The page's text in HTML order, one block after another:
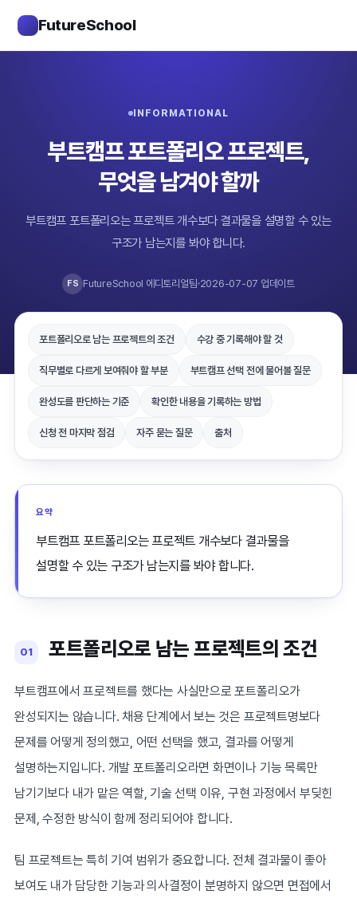
FutureSchool
INFORMATIONAL
부트캠프 포트폴리오 프로젝트,
무엇을 남겨야 할까
부트캠프 포트폴리오는 프로젝트 개수보다 결과물을 설명할 수 있는
구조가 남는지를 봐야 합니다.
FS FutureSchool 에디토리얼팀 2026-07-07 업데이트
포트폴리오로 남는 프로젝트의 조건 수강 중 기록해야 할 것
직무별로 다르게 보여줘야 할 부분 부트캠프 선택 전에 물어볼 질문
완성도를 판단하는 기준 확인한 내용을 기록하는 방법
신청 전 마지막 점검 자주 묻는 질문 출처
요약
부트캠프 포트폴리오는 프로젝트 개수보다 결과물을
설명할 수 있는 구조가 남는지를 봐야 합니다.
01 포트폴리오로 남는 프로젝트의 조건
부트캠프에서 프로젝트를 했다는 사실만으로 포트폴리오가
완성되지는 않습니다. 채용 단계에서 보는 것은 프로젝트명보다
문제를 어떻게 정의했고, 어떤 선택을 했고, 결과를 어떻게
설명하는지입니다. 개발 포트폴리오라면 화면이나 기능 목록만
남기기보다 내가 맡은 역할, 기술 선택 이유, 구현 과정에서 부딪힌
문제, 수정한 방식이 함께 정리되어야 합니다.
팀 프로젝트는 특히 기여 범위가 중요합니다. 전체 결과물이 좋아
보여도 내가 담당한 기능과 의사결정이 분명하지 않으면 면접에서